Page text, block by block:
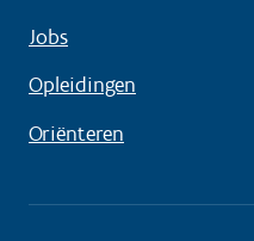
Jobs
Opleidingen
Oriënteren